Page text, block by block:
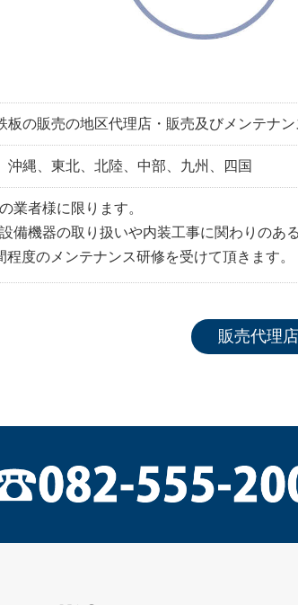
板の販売の地区代理店・販売及びメンテナン
沖縄、東北、北陸、中部、九州、四国
業者様に限ります。
備機器の取り扱いや内装工事に関わりのあ
程度のメンテナンス研修を受けて頂きます。
販売代理